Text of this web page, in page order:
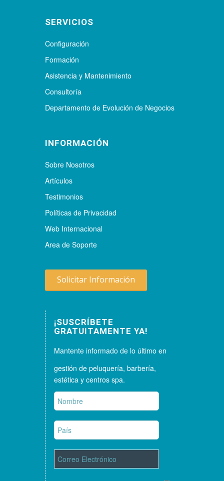
SERVICIOS
Configuración
Formación
Asistencia y Mantenimiento
Consultoría
Departamento de Evolución de Negocios
INFORMACIÓN
Sobre Nosotros
Artículos
Testimonios
Políticas de Privacidad
Web Internacional
Area de Soporte
Solicitar Información
¡SUSCRÍBETE
GRATUITAMENTE YA!
Mantente informado de lo último en
gestión de peluquería, barbería,
estética y centros spa.